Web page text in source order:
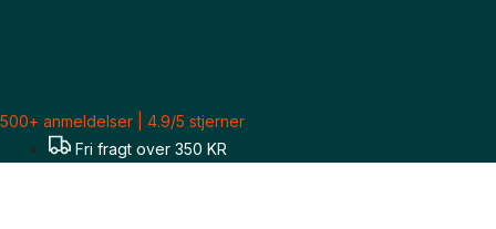
500+ anmeldelser | 4.9/5 stjerner
Fri fragt over 350 KR